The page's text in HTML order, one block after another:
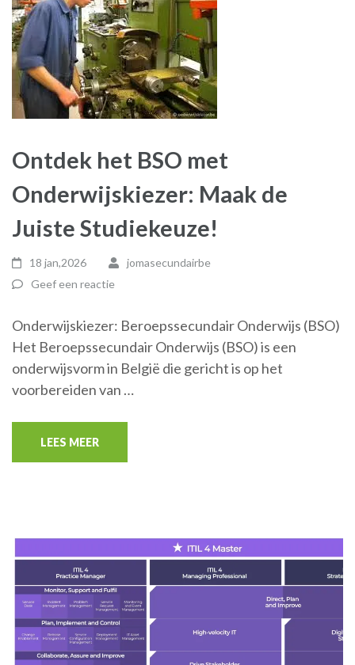
Ontdek het BSO met
Onderwijskiezer: Maak de
Juiste Studiekeuze!
18 jan,2026
jomasecundairbe
Geef een reactie
Onderwijskiezer: Beroepssecundair Onderwijs (BSO)
Het Beroepssecundair Onderwijs (BSO) is een
onderwijsvorm in België die gericht is op het
voorbereiden van …
LEES MEER